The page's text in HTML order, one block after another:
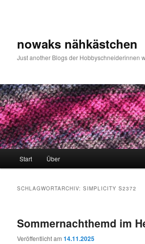
nowaks nähkästchen
Just another Blogs der Hobbyschneiderinnen
Start Über
SCHLAGWORTARCHIV:SIMPLICITY S2372
Sommernachthemd im
Veröffentlicht am14.11.2025